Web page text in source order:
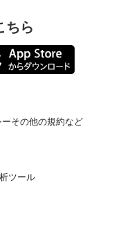
ちら
その他の規約など
ツール